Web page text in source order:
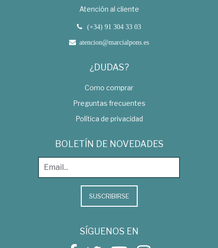
Atención al cliente
(+34) 91 304 33 03
atencion@marcialpons.es
¿DUDAS?
Como comprar
Preguntas frecuentes
Política de privacidad
BOLETÍN DE NOVEDADES
SUSCRIBIRSE
SÍGUENOS EN